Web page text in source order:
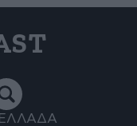
ΕΛΛΑΔΑ